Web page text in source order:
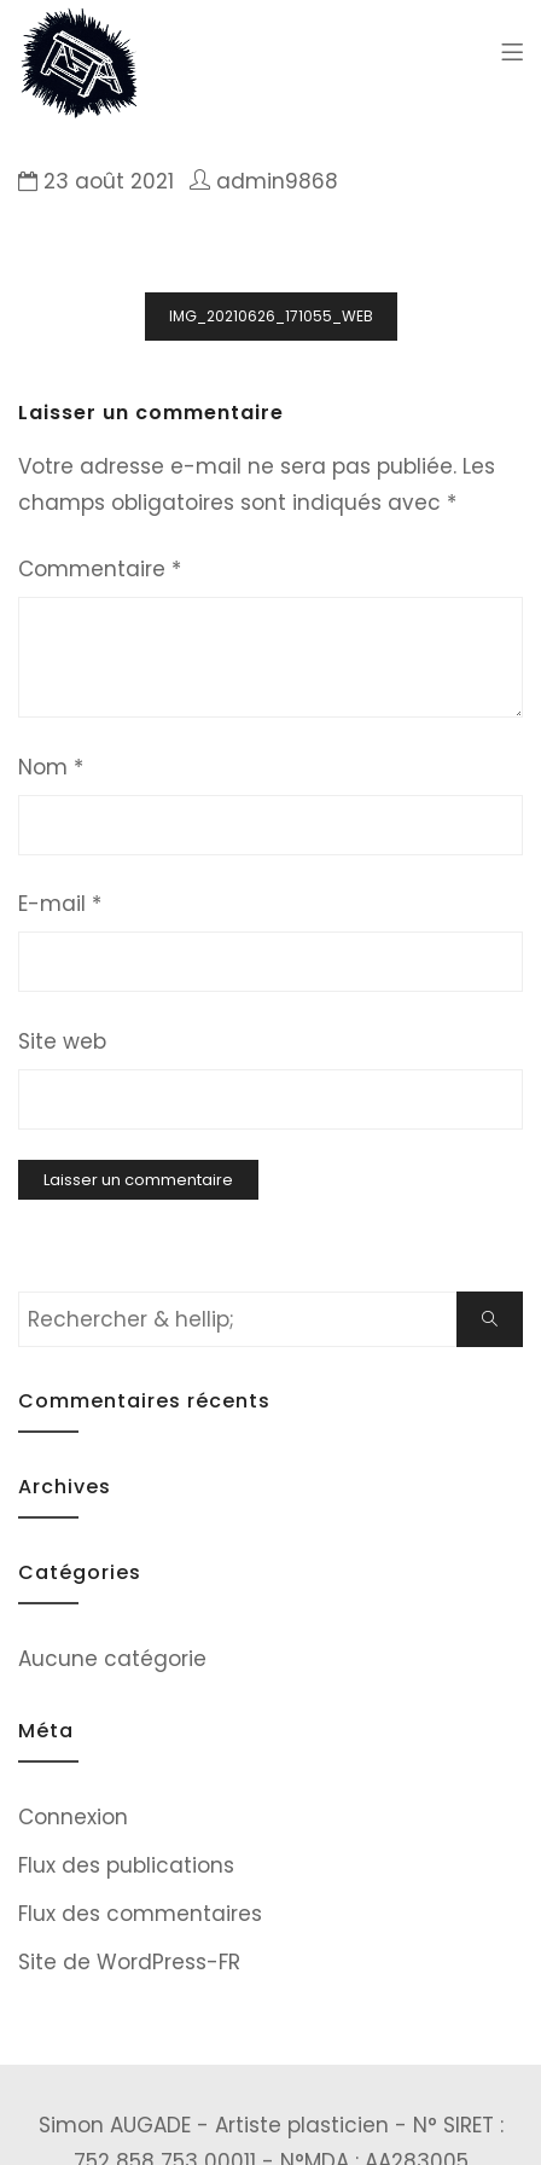
23 août 2021 admin9868
IMG_20210626_171055_WEB
Laisser un commentaire
Votre adresse e-mail ne sera pas publiée. Les
champs obligatoires sont indiqués avec *
Commentaire *
Nom *
E-mail *
Site web
Rechercher:
Commentaires récents
Archives
Catégories
Aucune catégorie
Méta
Connexion
Flux des publications
Flux des commentaires
Site de WordPress-FR
Simon AUGADE - Artiste plasticien - N° SIRET :